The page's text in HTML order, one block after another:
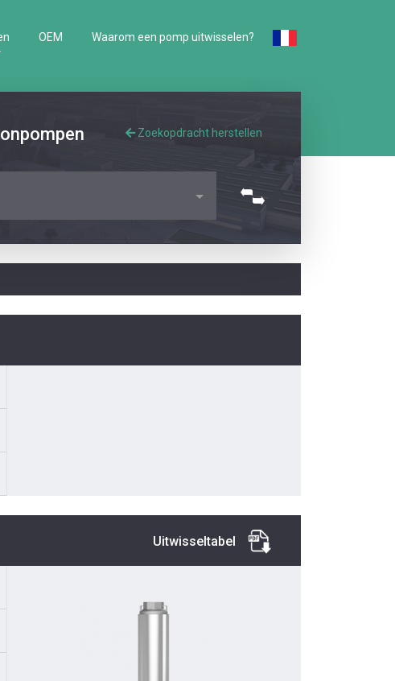
OEM Waarom een pomp uitwisselen?
Zoekopdracht herstellen
Uitwisseltabel